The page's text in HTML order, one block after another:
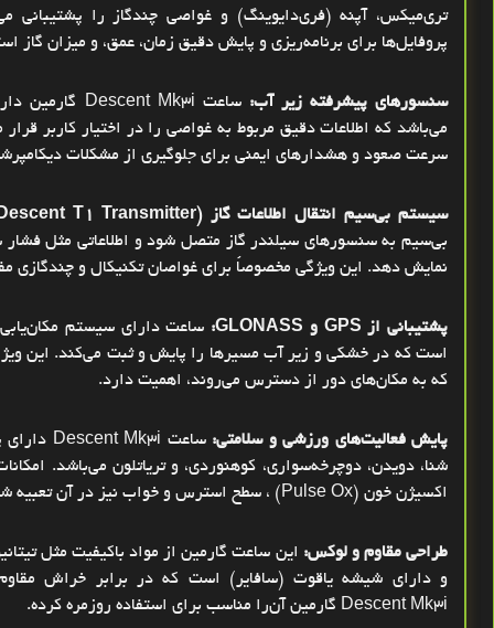
تری‌میکس، آپنه (فری‌دایوینگ) و غواصی چندگاز را پشتیبانی
پروفایل‌ها برای برنامه‌ریزی و پایش دقیق زمان، عمق، و میزان گاز
سنسورهای پیشرفته زیر آب: ساعت Descent Mk3i گارمین
می‌باشد که اطلاعات دقیق مربوط به غواصی را در اختیار کاربر
سرعت صعود و هشدارهای ایمنی برای جلوگیری از مشکلات
سیستم بی‌سیم انتقال اطلاعات گاز
T1 Transmitter)
بی‌سیم به سنسورهای سیلندر گاز متصل شود و اطلاعاتی مثل فشار
نمایش دهد. این ویژگی مخصوصاً برای غواصان تکنیکال و چندگازی
پشتیبانی از GPSو GLONASS
: ساعت دارای سیستم
است که در خشکی و زیر آب مسیرها را پایش و ثبت می‌کند. این
که به مکان‌های دور از دسترس می‌روند، اهمیت دارد.
پایش فعالیت‌های ورزشی و سلامتی: ساعت Descent Mk3i دارای
شنا، دویدن، دوچرخه‌سواری، کوهنوردی، و تریاتلون می‌باشد.
اکسیژن خون (Pulse Ox) ، سطح استرس و خواب نیز در آن تعبیه
طراحی مقاوم و لوکس: این ساعت گارمین از مواد باکیفیت مثل
و دارای شیشه یاقوت (سافایر) است که در برابر خراش
Descent Mk3i گارمین آن‌را مناسب برای استفاده روزمره کرده.